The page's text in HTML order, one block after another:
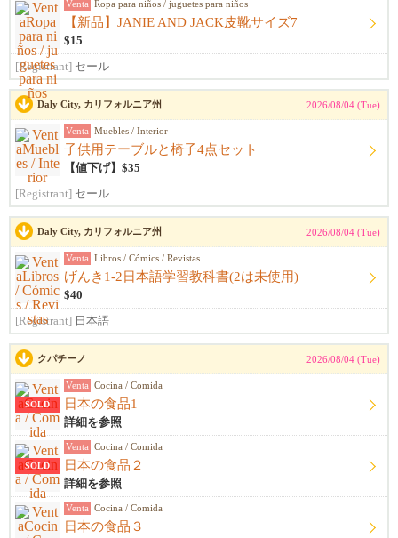
Venta Ropa para niños / juguetes para niños
【新品】JANIE AND JACK皮靴サイズ7
$15
[Registrant] セール
Daly City, カリフォルニア州 2026/08/04 (Tue)
Venta Muebles / Interior
子供用テーブルと椅子4点セット
【値下げ】$35
[Registrant] セール
Daly City, カリフォルニア州 2026/08/04 (Tue)
Venta Libros / Cómics / Revistas
げんき1-2日本語学習教科書(2は未使用)
$40
[Registrant] 日本語
クパチーノ 2026/08/04 (Tue)
SOLD
Venta Cocina / Comida
日本の食品1
詳細を参照
SOLD
Venta Cocina / Comida
日本の食品２
詳細を参照
Venta Cocina / Comida
日本の食品３